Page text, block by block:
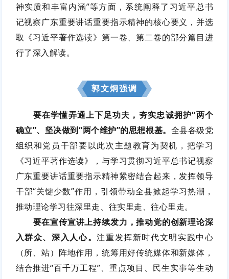
神实质和丰富内涵”等方面，系统阐释了 习近平总书
记视察广东重要讲话重要指示精神的核心要义，并选
取《习近平著作选读》第一卷、第二卷的部分篇目进
行了深入解读。
郭文炯强调
要在学懂弄通上下足功夫，夯实忠诚拥护“两个
确立”、坚决做到“两个维护”的思想根基。 全县各级党
组织和党员干部要以此次主题教育为契机，把学习
《习近平著作选读》，与学习贯彻习近平总书记视察
广东重要讲话重要指示精神紧密结合起来，发挥领导
干部“关键少数”作用，引领带动全县掀起学习热潮，
推动理论学习往深里走、往实里走、往心里走。
要在宣传宣讲上持续发力，推动党的创新理论深
入群众、深入人心。注重发挥新时代文明实践中心
（所、站）阵地作用，统筹用好传统媒体和新媒体，
结合推进“百千万工程”、重点项目、民生实事等生动